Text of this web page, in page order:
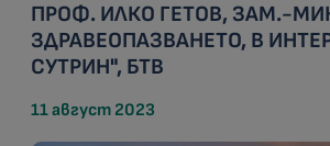
ПРОФ. ИЛКО ГЕТОВ, ЗАМ.-
ЗДРАВЕОПАЗВАНЕТО, В
СУТРИН", БТВ
11 август 2023